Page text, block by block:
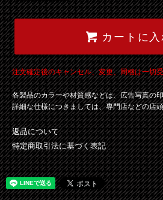
カートに
注文確定後のキャンセル、変更、同梱は一切
各製品のカラーや材質感などは、広告写真の
詳細な仕様につきましては、専門店などの店
返品について
特定商取引法に基づく表記